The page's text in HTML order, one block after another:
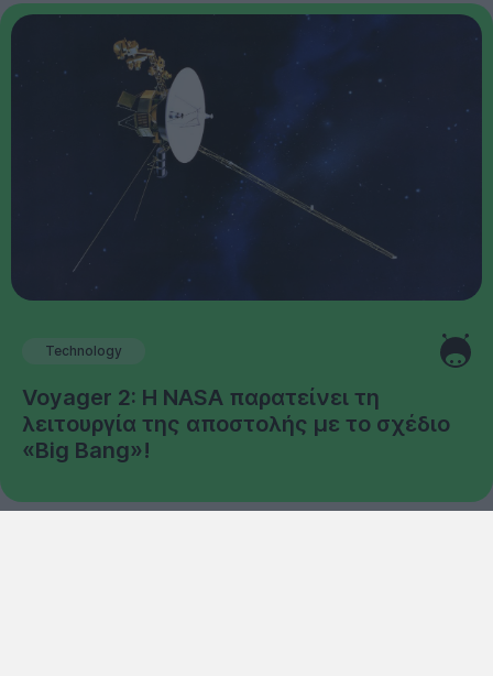
Technology
Voyager 2: Η NASA παρατείνει τη
λειτουργία της αποστολής με το σχέδιο
«Big Bang»!